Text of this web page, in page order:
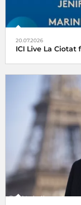
20.07.2026
ICI Live La Ciotat